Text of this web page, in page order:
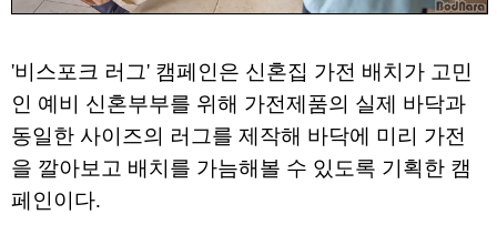
'비스포크 러그' 캠페인은 신혼집 가전 배치가 고민
인 예비 신혼부부를 위해 가전제품의 실제 바닥과
동일한 사이즈의 러그를 제작해 바닥에 미리 가전
을 깔아보고 배치를 가늠해볼 수 있도록 기획한 캠
페인이다.